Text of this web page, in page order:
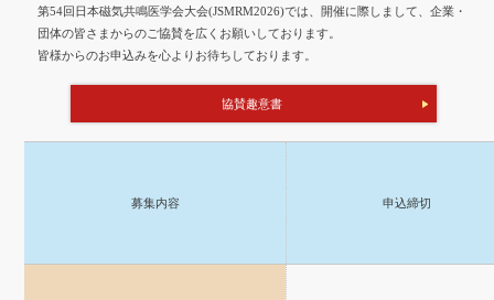
第54回日本磁気共鳴医学会大会(JSMRM2026)では、開催に際しまして、企業・
団体の皆さまからのご協賛を広くお願いしております。
皆様からのお申込みを心よりお待ちしております。
協賛趣意書
募集内容 申込締切